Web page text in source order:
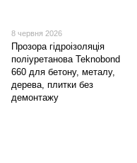
8 червня 2026
Прозора гідроізоляція
поліуретанова Teknobond
660 для бетону, металу,
дерева, плитки без
демонтажу